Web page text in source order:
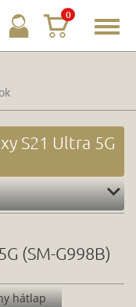
0
S21 Ultra 5G
(SM-G998B)
hátlap